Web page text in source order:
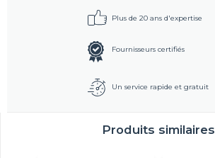
Plus de 20 ans d'expertise
Fournisseurs certifiés
Un service rapide et gratuit
Produits similaires